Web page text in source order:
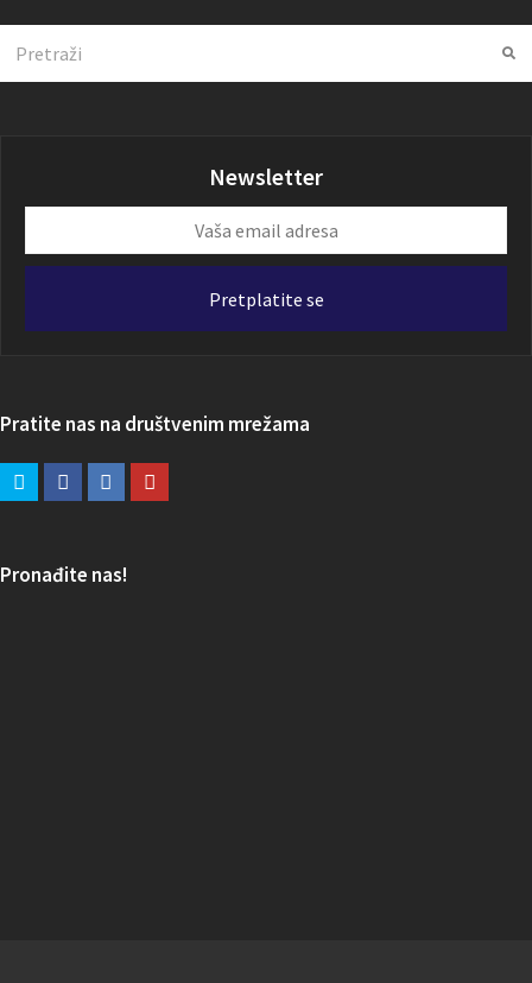
Newsletter
email
Pretplatite se
Pratite nas na društvenim mrežama
Pronađite nas!